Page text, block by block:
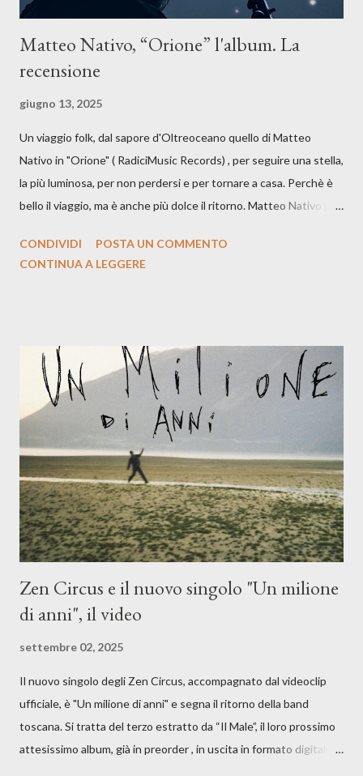
Matteo Nativo, “Orione” l'album. La
recensione
giugno 13, 2025
Un viaggio folk, dal sapore d'Oltreoceano quello di Matteo
Nativo in "Orione" ( RadiciMusic Records) , per seguire una stella,
la più luminosa, per non perdersi e per tornare a casa. Perchè è
bello il viaggio, ma è anche più dolce il ritorno. Matteo Nativo per
indubbiamente matura e consapevole oltre che con ottimi
Dicevamo. Ed è da qui che il nostro inizia questo concept
musicale, con " Che ora è" , raccontando la separazione dalla
moglie, del senso di sconfitta e del caldo afoso che opprime,
giusta condizione di sopraffazione: "Non so che ora è, che giorno
è, di questa estate che...". E' raro fare uscire come singolo una
cover, ma...
CONDIVIDI
POSTA UN COMMENTO
CONTINUA A LEGGERE
Zen Circus e il nuovo singolo "Un milione
di anni", il video
settembre 02, 2025
Il nuovo singolo degli Zen Circus, accompagnato dal videoclip
ufficiale, è "Un milione di anni" e segna il ritorno della band
toscana. Si tratta del terzo estratto da “Il Male”, il loro prossimo
attesissimo album, già in preorder , in uscita in formato digitale il